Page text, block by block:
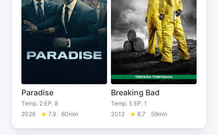
Paradise
Temp. 2 EP. 8
2026
7.9 60min
Breaking Bad
Temp. 5 EP. 1
2012
8.7 59min